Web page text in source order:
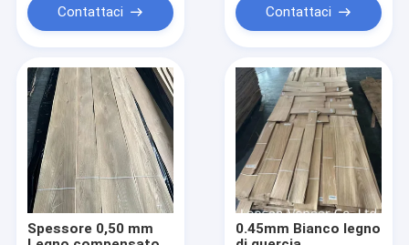
Contattaci Contattaci
Spessore 0,50 mm
0.45mm Bianco legno